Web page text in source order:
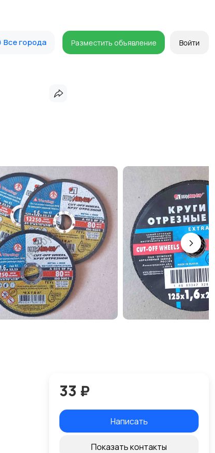
Все города Разместить объявление Войти
33 ₽
Написать
Показать контакты